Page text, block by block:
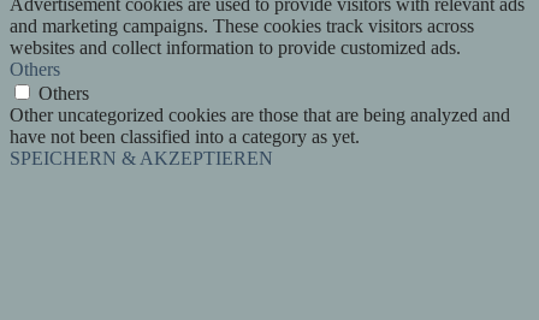
Advertisement cookies are used to provide visitors with relevant ads
and marketing campaigns. These cookies track visitors across
websites and collect information to provide customized ads.
Others
Others
Other uncategorized cookies are those that are being analyzed and
have not been classified into a category as yet.
SPEICHERN & AKZEPTIEREN